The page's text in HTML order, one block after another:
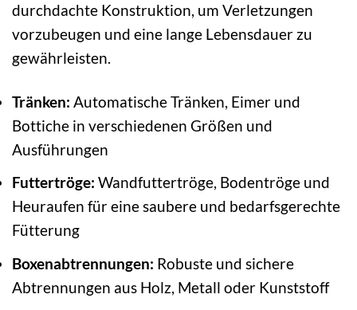
durchdachte Konstruktion, um Verletzungen
vorzubeugen und eine lange Lebensdauer zu
gewährleisten.
Tränken: Automatische Tränken, Eimer und
Bottiche in verschiedenen Größen und
Ausführungen
Futtertröge: Wandfuttertröge, Bodentröge und
Heuraufen für eine saubere und bedarfsgerechte
Fütterung
Boxenabtrennungen: Robuste und sichere
Abtrennungen aus Holz, Metall oder Kunststoff